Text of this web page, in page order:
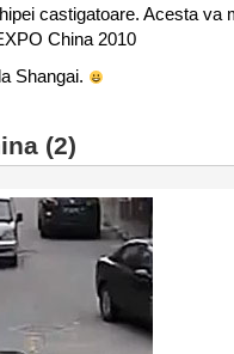
castigatoare. Acesta va
China 2010
la Shangai.
(2)